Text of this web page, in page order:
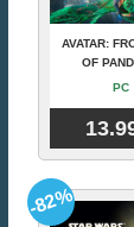
AVATAR:
OF
PC
-82%